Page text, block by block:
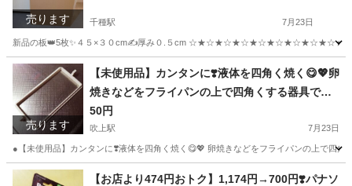
売ります 千種駅 7月23日
新品の板👑5枚✨４５×３０cm✍️厚み０.５cm ☆★☆★☆★☆★☆★☆★☆★☆★☆★☆★ 🔵注意
愛知 名古屋市 千種駅 収納家具 木材
売ります
【未使用品】カンタンに❣️液体を四角く焼く😋💖卵
焼きなどをフライパンの上で四角くする器具です
😊💓シリコン製です🥰他にもたくさん出品してい
るので まとめ買いで割引できる場合もございます
❤️
50円
吹上駅 7月23日
●【未使用品】カンタンに❣️液体を四角く焼く😋💖 卵焼きなどをフライパンの上で四
愛知 名古屋市 吹上駅 インテリア雑貨/小物 フライパン
【お店より474円おトク】1,174円→700円❣️パナソ